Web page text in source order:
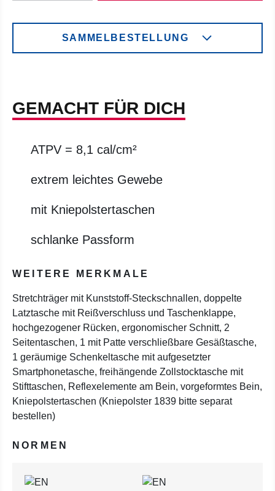
SAMMELBESTELLUNG
GEMACHT FÜR DICH
ATPV = 8,1 cal/cm²
extrem leichtes Gewebe
mit Kniepolstertaschen
schlanke Passform
WEITERE MERKMALE
Stretchträger mit Kunststoff-Steckschnallen, doppelte
Latztasche mit Reißverschluss und Taschenklappe,
hochgezogener Rücken, ergonomischer Schnitt, 2
Seitentaschen, 1 mit Patte verschließbare Gesäßtasche,
1 geräumige Schenkeltasche mit aufgesetzter
Smartphonetasche, freihängende Zollstocktasche mit
Stifttaschen, Reflexelemente am Bein, vorgeformtes Bein,
Kniepolstertaschen (Kniepolster 1839 bitte separat
bestellen)
NORMEN